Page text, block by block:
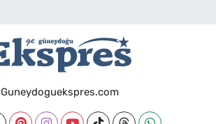
Guneydoguekspres.com